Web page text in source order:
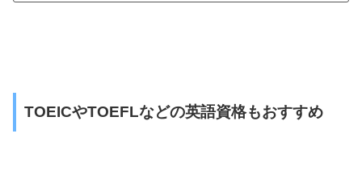
TOEICやTOEFLなどの英語資格もおすすめ